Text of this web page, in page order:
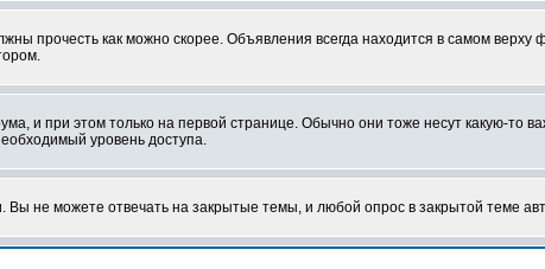
прочесть как можно скорее. Объявления всегда находится в самом
и при этом только на первой странице. Обычно они тоже несут какую-то
уровень доступа.
не можете отвечать на закрытые темы, и любой опрос в закрытой теме